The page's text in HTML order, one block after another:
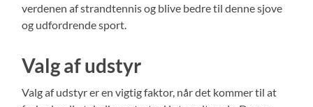
verdenen af strandtennis og blive bedre til denne sjove
og udfordrende sport.
Valg af udstyr
Valg af udstyr er en vigtig faktor, når det kommer til at